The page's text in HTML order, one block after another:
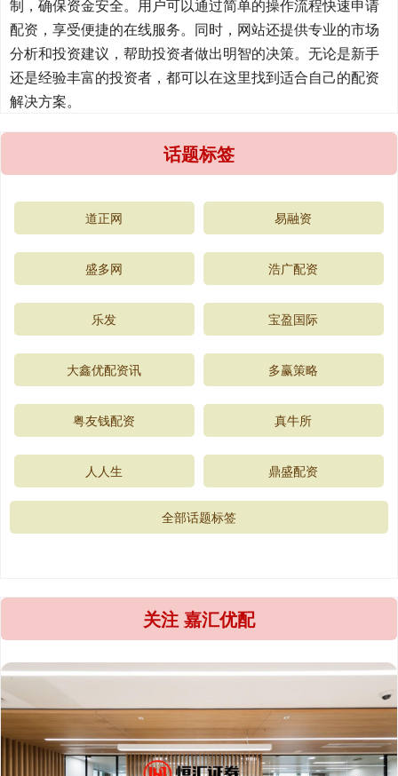
制，确保资金安全。用户可以通过简单的操作流程快速申请
配资，享受便捷的在线服务。同时，网站还提供专业的市场
分析和投资建议，帮助投资者做出明智的决策。无论是新手
还是经验丰富的投资者，都可以在这里找到适合自己的配资
解决方案。
话题标签
道正网 易融资
盛多网 浩广配资
乐发 宝盈国际
大鑫优配资讯 多赢策略
粤友钱配资 真牛所
人人生 鼎盛配资
全部话题标签
关注 嘉汇优配